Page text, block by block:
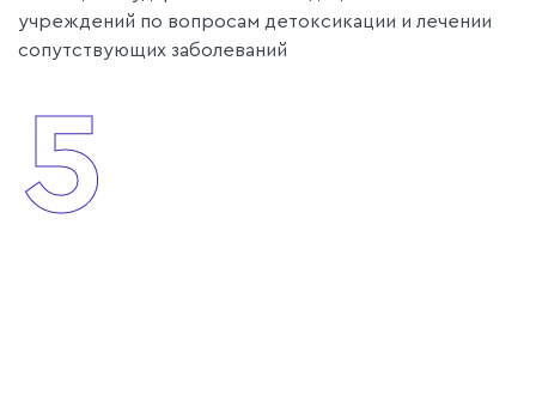
учреждений по вопросам детоксикации и лечении
сопутствующих заболеваний
5